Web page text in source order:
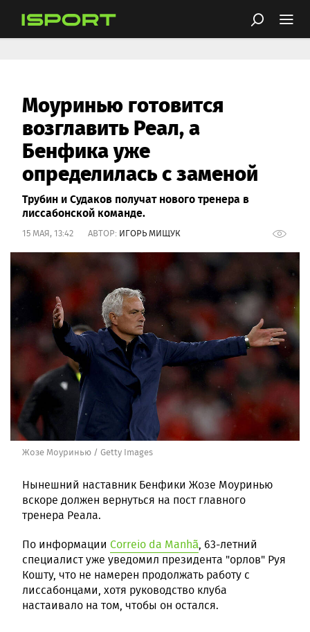
Моуринью готовится
возглавить Реал, а
Бенфика уже
определилась с заменой
Трубин и Судаков получат нового тренера в
лиссабонской команде.
15 МАЯ, 13:42 АВТОР: ИГОРЬ МИЩУК
Жозе Моуринью / Getty Images
Нынешний наставник Бенфики Жозе Моуринью
вскоре должен вернуться на пост главного
тренера Реала.
По информации Correio da Manhã, 63-летний
специалист уже уведомил президента "орлов" Руя
Кошту, что не намерен продолжать работу с
лиссабонцами, хотя руководство клуба
настаивало на том, чтобы он остался.